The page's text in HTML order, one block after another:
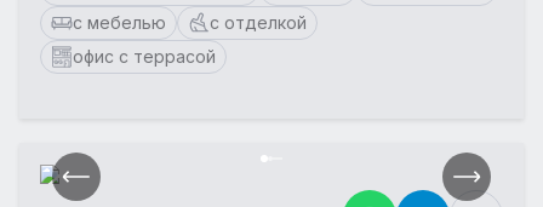
с мебелью
с отделкой
офис с террасой